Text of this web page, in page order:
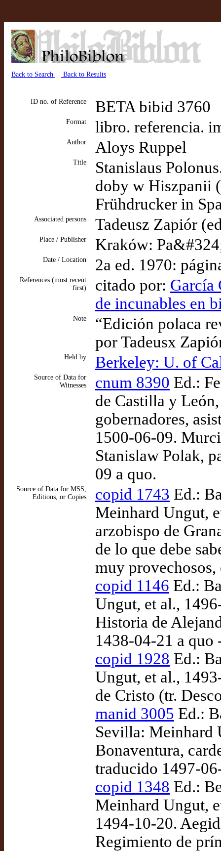
Back to Search Back to Results
ID no. of Reference BETA bibid 3760
Format libro. referencia.
Author Aloys Ruppel
Title
Stanislaus
doby w Hiszpanii
Frühdrucker in
Associated persons Tadeusz Zapiór
Place / Publisher Kraków:
Date / Location 2a ed. 1970:
References (most recent
first)
citado por: García
de incunables en
Note
“Edición polaca
por Tadeusx
Held by Berkeley: U. of
Source of Data for
Witnesses
cnum 8390 Ed.:
de Castilla y
gobernadores,
1500-06-09.
Stanislaw Polak,
09 a quo.
Source of Data for MSS,
Editions, or Copies
copid 1743 Ed.:
Meinhard Ungut,
arzobispo de
de lo que debe
muy provechosos,
copid 1146 Ed.:
Ungut, et al.,
Historia de
1438-04-21 a quo
copid 1928 Ed.:
Ungut, et al.,
de Cristo (tr.
manid 3005 Ed.:
Sevilla: Meinhard
Bonaventura,
traducido 1497-
copid 1348 Ed.:
Meinhard Ungut,
1494-10-20.
Regimiento de